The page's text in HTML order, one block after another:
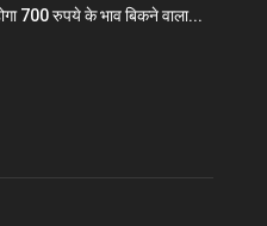
700 रुपये के भाव बिकने वाला...